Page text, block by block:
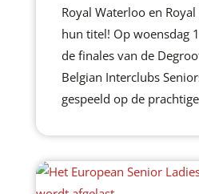
Royal Waterloo en
hun titel! Op woensdag
de finales van de
Belgian Interclubs
gespeeld op de